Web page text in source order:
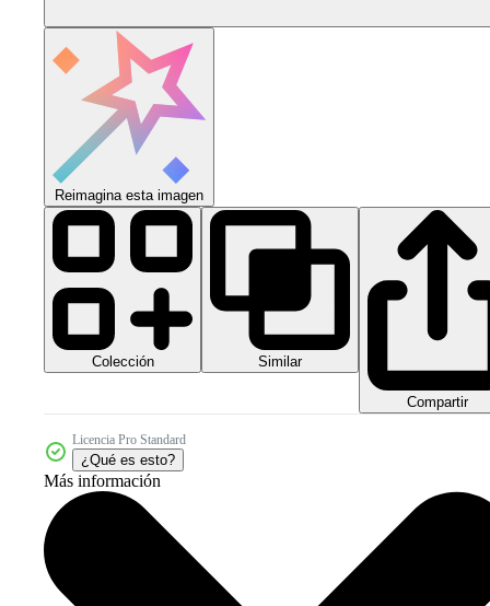
Reimagina esta imagen
Colección Similar
Compartir
Licencia Pro Standard
¿Qué es esto?
Más información